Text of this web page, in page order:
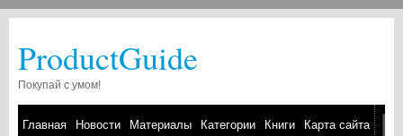
ProductGuide
Покупай с умом!
Главная Новости Материалы Категории Книги Карта сайта